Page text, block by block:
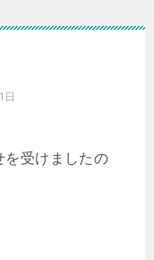
日
を受けましたの